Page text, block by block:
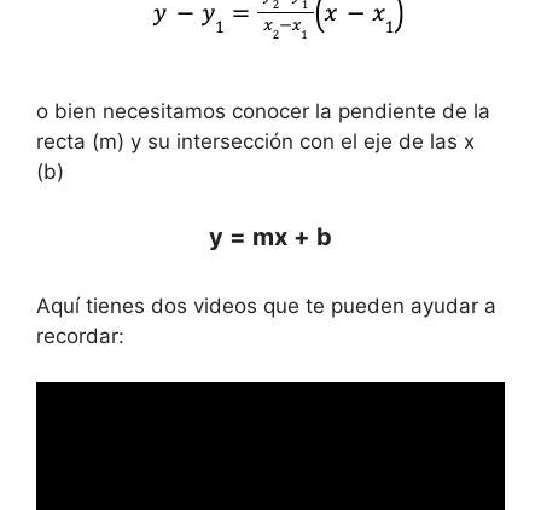
o bien necesitamos conocer la pendiente de la
recta (m) y su intersección con el eje de las x
(b)
y = mx + b
Aquí tienes dos videos que te pueden ayudar a
recordar: